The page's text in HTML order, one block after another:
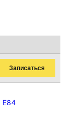
Записаться
E84